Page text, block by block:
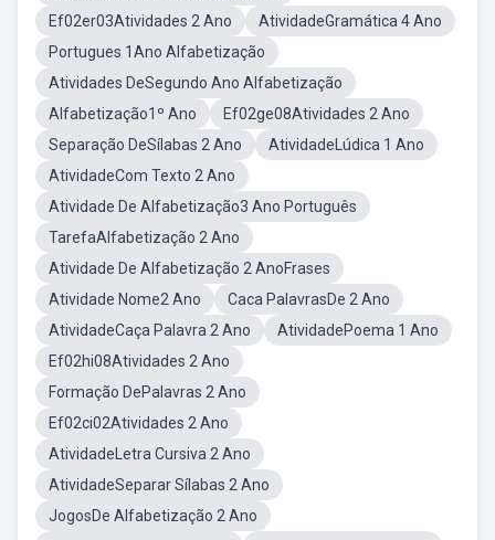
Ef02er03Atividades 2 Ano
AtividadeGramática 4 Ano
Portugues 1Ano Alfabetização
Atividades DeSegundo Ano Alfabetização
Alfabetização1º Ano
Ef02ge08Atividades 2 Ano
Separação DeSílabas 2 Ano
AtividadeLúdica 1 Ano
AtividadeCom Texto 2 Ano
Atividade De Alfabetização3 Ano Português
TarefaAlfabetização 2 Ano
Atividade De Alfabetização 2 AnoFrases
Atividade Nome2 Ano
Caca PalavrasDe 2 Ano
AtividadeCaça Palavra 2 Ano
AtividadePoema 1 Ano
Ef02hi08Atividades 2 Ano
Formação DePalavras 2 Ano
Ef02ci02Atividades 2 Ano
AtividadeLetra Cursiva 2 Ano
AtividadeSeparar Sílabas 2 Ano
JogosDe Alfabetização 2 Ano